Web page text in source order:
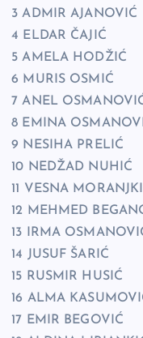
3 ADMIR AJANOVIĆ
4 ELDAR ČAJIĆ
5 AMELA HODŽIĆ
6 MURIS OSMIĆ
7 ANEL
8 EMINA
9 NESIHA PRELIĆ
10 NEDŽAD NUHIĆ
11 VESNA
12 MEHMED
13 IRMA
14 JUSUF ŠARIĆ
15 RUSMIR HUSIĆ
16 ALMA
17 EMIR BEGOVIĆ